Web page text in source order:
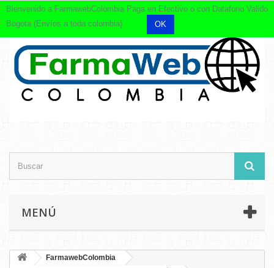
MENÚ
FarmawebColombia
Bienvenido a FarmawebColombia Paga en Efectivo o con Datafono Valido
Bogota (Envíos a toda colombia)
OK